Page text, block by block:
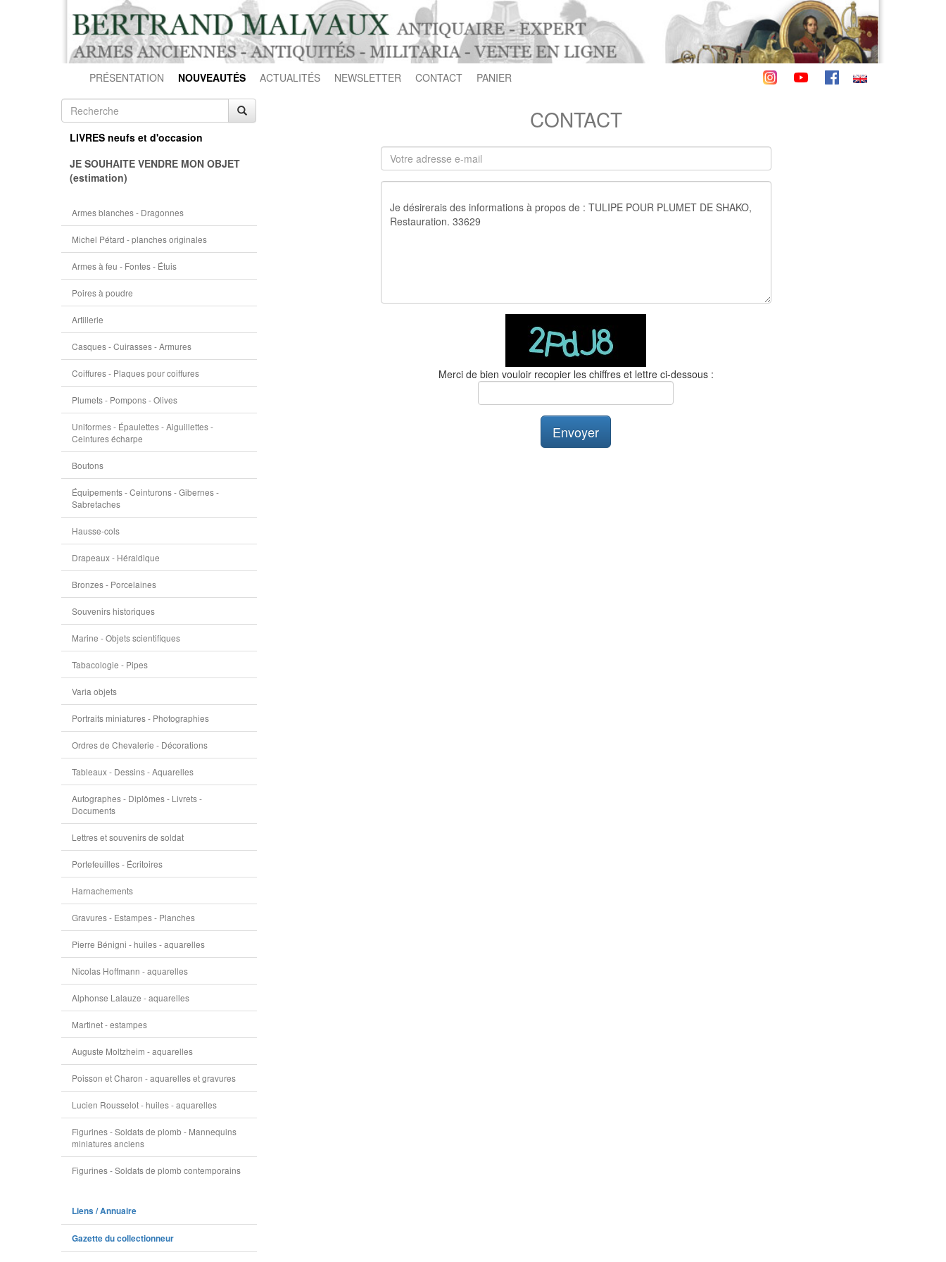
PRÉSENTATION NOUVEAUTÉS ACTUALITÉS NEWSLETTER CONTACT PANIER
LIVRES neufs et d'occasion
JE SOUHAITE VENDRE MON OBJET
(estimation)
Armes blanches - Dragonnes
Michel Pétard - planches originales
Armes à feu - Fontes - Étuis
Poires à poudre
Artillerie
Casques - Cuirasses - Armures
Coiffures - Plaques pour coiffures
Plumets - Pompons - Olives
Uniformes - Épaulettes - Aiguillettes -
Ceintures écharpe
Boutons
Équipements - Ceinturons - Gibernes -
Sabretaches
Hausse-cols
Drapeaux - Héraldique
Bronzes - Porcelaines
Souvenirs historiques
Marine - Objets scientifiques
Tabacologie - Pipes
Varia objets
Portraits miniatures - Photographies
Ordres de Chevalerie - Décorations
Tableaux - Dessins - Aquarelles
Autographes - Diplômes - Livrets -
Documents
Lettres et souvenirs de soldat
Portefeuilles - Écritoires
Harnachements
Gravures - Estampes - Planches
Pierre Bénigni - huiles - aquarelles
Nicolas Hoffmann - aquarelles
Alphonse Lalauze - aquarelles
Martinet - estampes
Auguste Moltzheim - aquarelles
Poisson et Charon - aquarelles et gravures
Lucien Rousselot - huiles - aquarelles
Figurines - Soldats de plomb - Mannequins
miniatures anciens
Figurines - Soldats de plomb contemporains
Liens / Annuaire
Gazette du collectionneur
CONTACT
Merci de bien vouloir recopier les chiffres et lettre ci-dessous :